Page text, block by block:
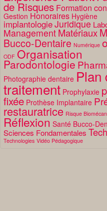
de Risques Formation
Gestion Honoraires Hygiène
implantologieJuridique
Management Matériaux
Bucco-Dentaire Numérique
ODF Organisation
Parodontologie
Photographie dentaire Plan
traitement Prophylaxie
fixée Prothèse Implantaire
restauratrice Risque
Réflexion Santé Bucco-
Sciences Fondamentales
Technologies Vidéo Pédagogique